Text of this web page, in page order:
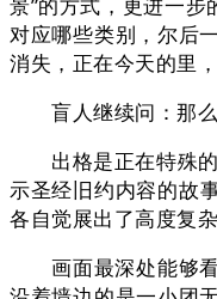
对应哪些类别，尔后
消失，正在今天的里
盲人继续问：那么
出格是正在特殊的
示圣经旧约内容的故
各自觉展出了高度复
画面最深处能够看